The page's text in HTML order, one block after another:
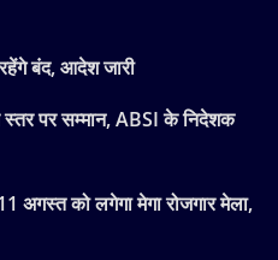
बंद, आदेश जारी
स्तर पर सम्मान, ABSI के निदेशक
अगस्त को लगेगा मेगा रोजगार मेला,